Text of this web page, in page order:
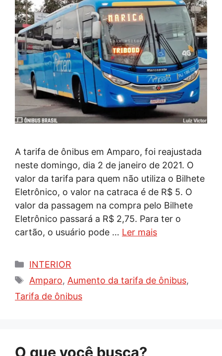
A tarifa de ônibus em Amparo, foi reajustada
neste domingo, dia 2 de janeiro de 2021. O
valor da tarifa para quem não utiliza o Bilhete
Eletrônico, o valor na catraca é de R$ 5. O
valor da passagem na compra pelo Bilhete
Eletrônico passará a R$ 2,75. Para ter o
cartão, o usuário pode … Ler mais
Categorias
INTERIOR
Tags
Amparo, Aumento da tarifa de ônibus,
Tarifa de ônibus
O que você busca?